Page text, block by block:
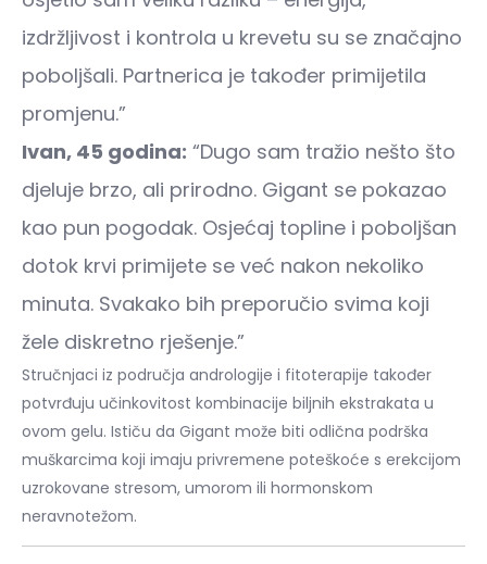
izdržljivost i kontrola u krevetu su se značajno
poboljšali. Partnerica je također primijetila
promjenu.”
Ivan, 45 godina: “Dugo sam tražio nešto što
djeluje brzo, ali prirodno. Gigant se pokazao
kao pun pogodak. Osjećaj topline i poboljšan
dotok krvi primijete se već nakon nekoliko
minuta. Svakako bih preporučio svima koji
žele diskretno rješenje.”
Stručnjaci iz područja andrologije i fitoterapije također
potvrđuju učinkovitost kombinacije biljnih ekstrakata u
ovom gelu. Ističu da Gigant može biti odlična podrška
muškarcima koji imaju privremene poteškoće s erekcijom
uzrokovane stresom, umorom ili hormonskom
neravnotežom.